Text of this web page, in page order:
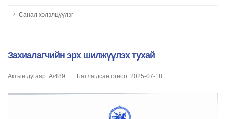
Санал хэлэлцүүлэг
Захиалагчийн эрх шилжүүлэх тухай
Актын дугаар: А/489 Батлагдсан огноо: 2025-07-18